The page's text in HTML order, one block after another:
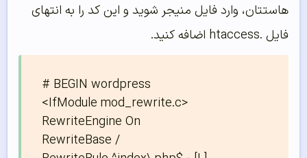
هاستتان، وارد فایل منیجر شوید و این کد را به انتهای
فایل .htaccess اضافه کنید.
# BEGIN wordpress
<IfModule mod_rewrite.c>
RewriteEngine On
RewriteBase /